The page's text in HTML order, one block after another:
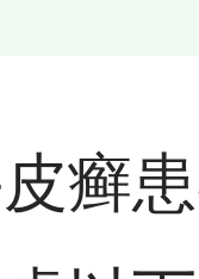
癣